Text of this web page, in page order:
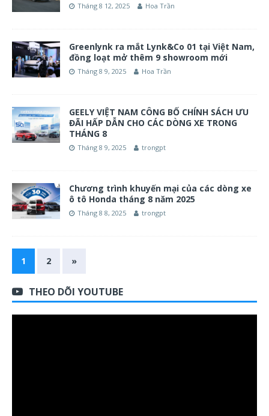
Tháng 8 12, 2025 Hoa Trần
Greenlynk ra mắt Lynk&Co 01 tại Việt Nam,
đồng loạt mở thêm 9 showroom mới
Tháng 8 9, 2025 Hoa Trần
GEELY VIỆT NAM CÔNG BỐ CHÍNH SÁCH ƯU
ĐÃI HẤP DẪN CHO CÁC DÒNG XE TRONG
THÁNG 8
Tháng 8 9, 2025 trongpt
Chương trình khuyến mại của các dòng xe
ô tô Honda tháng 8 năm 2025
Tháng 8 8, 2025 trongpt
1 2 »
THEO DÕI YOUTUBE